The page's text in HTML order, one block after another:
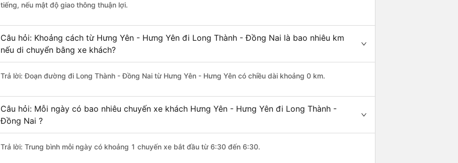
tiếng, nếu mật độ giao thông thuận lợi.
Câu hỏi: Khoảng cách từ Hưng Yên - Hưng Yên đi Long Thành - Đồng Nai là bao nhiêu km
nếu di chuyển bằng xe khách?
Trả lời: Đoạn đường đi Long Thành - Đồng Nai từ Hưng Yên - Hưng Yên có chiều dài khoảng 0 km.
Câu hỏi: Mỗi ngày có bao nhiêu chuyến xe khách Hưng Yên - Hưng Yên đi Long Thành -
Đồng Nai ?
Trả lời: Trung bình mỗi ngày có khoảng 1 chuyến xe bắt đầu từ 6:30 đến 6:30.